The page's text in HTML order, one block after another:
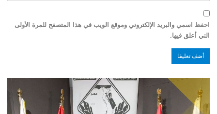
احفظ اسمي والبريد الإلكتروني وموقع الويب في هذا المتصفح للمرة الأولى
التي أعلق فيها.